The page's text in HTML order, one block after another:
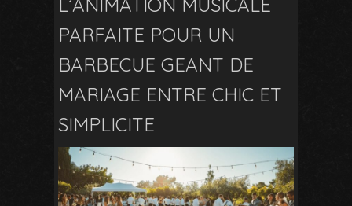
PARFAITE POUR UN
BARBECUE GEANT DE
MARIAGE ENTRE CHIC ET
SIMPLICITE